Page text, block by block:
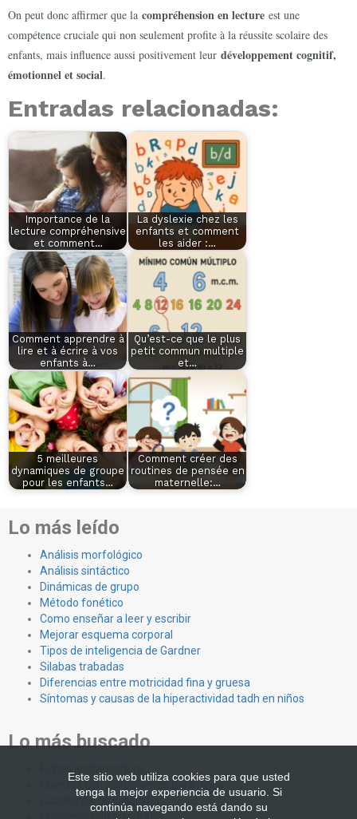
On peut donc affirmer que la compréhension en lecture est une
compétence cruciale qui non seulement profite à la réussite scolaire des
enfants, mais influence aussi positivement leur développement cognitif,
émotionnel et social.
Entradas relacionadas:
Importance de la
lecture compréhensive
et comment…
La dyslexie chez les
enfants et comment
les aider :…
Comment apprendre à
lire et à écrire à vos
enfants à…
Qu’est-ce que le plus
petit commun multiple
et…
5 meilleures
dynamiques de groupe
pour les enfants…
Comment créer des
routines de pensée en
maternelle:…
Lo más leído
Análisis morfológico
Análisis sintáctico
Dinámicas de grupo
Método fonético
Como enseñar a leer y escribir
Mejorar esquema corporal
Tipos de inteligencia de Gardner
Silabas trabadas
Diferencias entre motricidad fina y gruesa
Síntomas y causas de la hiperactividad tadh en niños
Lo más buscado
Cuentos con pictogramas para niños
Cuadernos de caligrafía
Cuadernos de ortografía
Este sitio web utiliza cookies para que usted
tenga la mejor experiencia de usuario. Si
continúa navegando está dando su